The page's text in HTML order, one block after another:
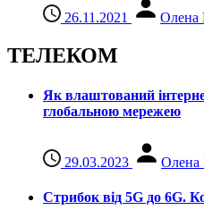
26.11.2021 Олена
ТЕЛЕКОМ
Як влаштований
глобальною мережею
29.03.2023 Олена
Стрибок від 5G до 6G.